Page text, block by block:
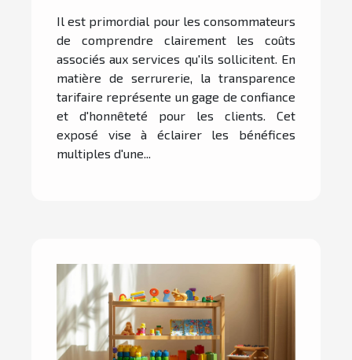
Il est primordial pour les consommateurs
de comprendre clairement les coûts
associés aux services qu'ils sollicitent. En
matière de serrurerie, la transparence
tarifaire représente un gage de confiance
et d'honnêteté pour les clients. Cet
exposé vise à éclairer les bénéfices
multiples d'une...